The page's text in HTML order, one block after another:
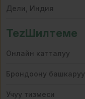
Дели, Индия
TezШилтеме
Онлайн катталуу
Брондоону башкаруу
Учуу тизмеси